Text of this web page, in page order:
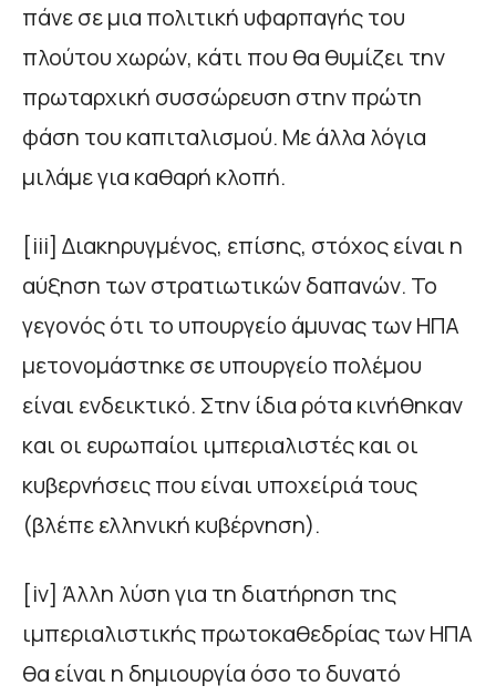
πάνε σε μια πολιτική υφαρπαγής του
πλούτου χωρών, κάτι που θα θυμίζει την
πρωταρχική συσσώρευση στην πρώτη
φάση του καπιταλισμού. Με άλλα λόγια
μιλάμε για καθαρή κλοπή.
[iii] Διακηρυγμένος, επίσης, στόχος είναι η
αύξηση των στρατιωτικών δαπανών. Το
γεγονός ότι το υπουργείο άμυνας των ΗΠΑ
μετονομάστηκε σε υπουργείο πολέμου
είναι ενδεικτικό. Στην ίδια ρότα κινήθηκαν
και οι ευρωπαίοι ιμπεριαλιστές και οι
κυβερνήσεις που είναι υποχείριά τους
(βλέπε ελληνική κυβέρνηση).
[iv] Άλλη λύση για τη διατήρηση της
ιμπεριαλιστικής πρωτοκαθεδρίας των ΗΠΑ
θα είναι η δημιουργία όσο το δυνατό